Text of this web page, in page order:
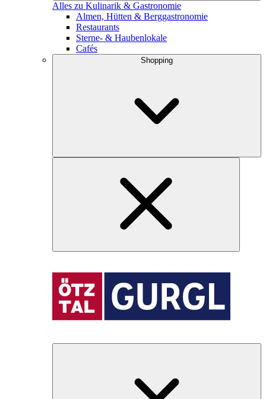
Alles zu Kulinarik & Gastronomie
Almen, Hütten & Berggastronomie
Restaurants
Sterne- & Haubenlokale
Cafés
Shopping